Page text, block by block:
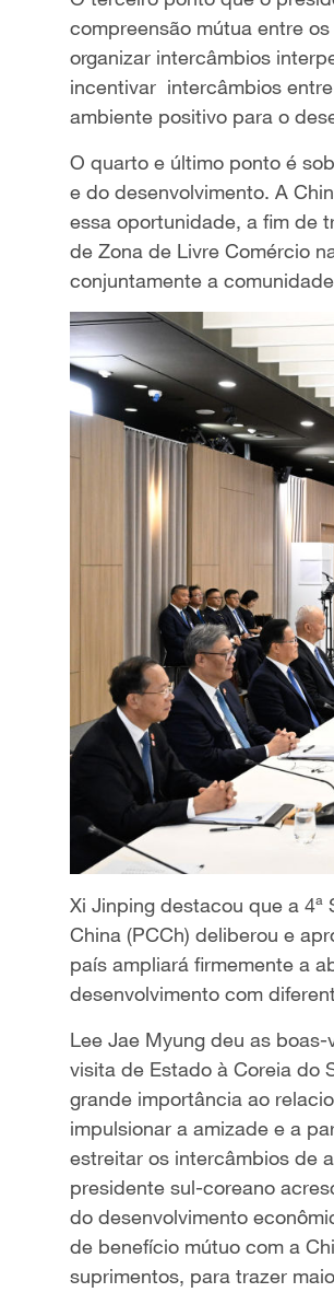
compreensão mútua entre
organizar intercâmbios
incentivar intercâmbios
ambiente positivo para o
O quarto e último ponto é
e do desenvolvimento. A
essa oportunidade, a fim de
de Zona de Livre Comércio
conjuntamente a
Xi Jinping destacou que a
China (PCCh) deliberou e
país ampliará firmemente a
desenvolvimento com
Lee Jae Myung deu as
visita de Estado à Coreia do
grande importância ao
impulsionar a amizade e a
estreitar os intercâmbios de
presidente sul-coreano
do desenvolvimento
de benefício mútuo com a
suprimentos, para trazer